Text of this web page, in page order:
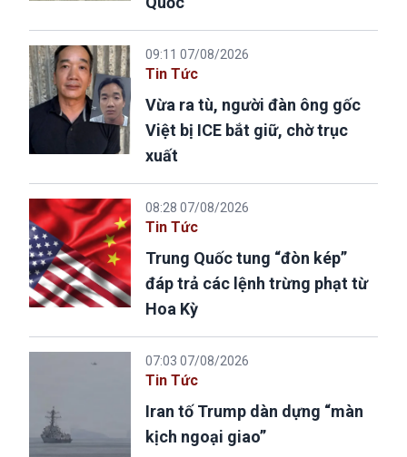
09:11 07/08/2026
Tin Tức
Vừa ra tù, người đàn ông gốc
Việt bị ICE bắt giữ, chờ trục
xuất
08:28 07/08/2026
Tin Tức
Trung Quốc tung “đòn kép”
đáp trả các lệnh trừng phạt từ
Hoa Kỳ
07:03 07/08/2026
Tin Tức
Iran tố Trump dàn dựng “màn
kịch ngoại giao”